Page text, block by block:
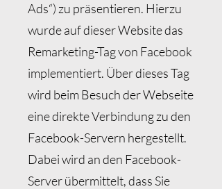
Ads“) zu präsentieren. Hierzu
wurde auf dieser Website das
Remarketing-Tag von Facebook
implementiert. Über dieses Tag
wird beim Besuch der Webseite
eine direkte Verbindung zu den
Facebook-Servern hergestellt.
Dabei wird an den Facebook-
Server übermittelt, dass Sie